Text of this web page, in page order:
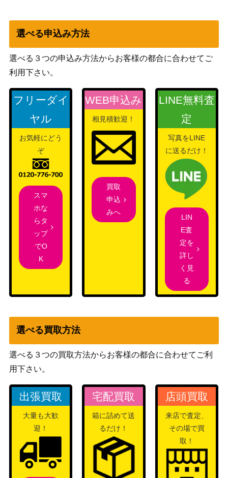
選べる申込み方法
選べる３つの申込み方法からお客様の都合に合わせてご
利用下さい。
フリーダイ
ヤル
お気軽にどう
ぞ
スマ
ホな
らタ
ップ
でO
K
WEB申込み
相見積歓迎！
買取
申込
みへ
LINE無料査
定
写真をLINE
に送るだけ！
LIN
E査
定を
詳し
く見
る
選べる買取方法
選べる３つの買取方法からお客様の都合に合わせてご利
用下さい。
出張買取
大量も大歓
迎！
宅配買取
箱に詰めて送
るだけ！
店頭買取
来店で査定、
その場で買
取！